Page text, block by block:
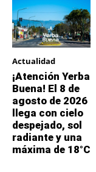
Actualidad
¡Atención Yerba
Buena! El 8 de
agosto de 2026
llega con cielo
despejado, sol
radiante y una
máxima de 18°C